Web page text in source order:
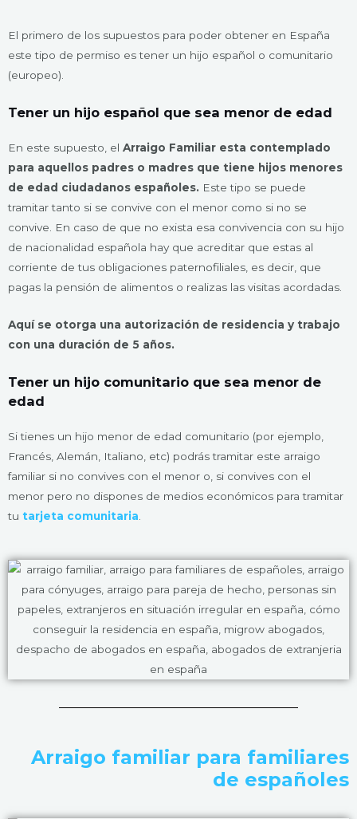
El primero de los supuestos para poder obtener en España
este tipo de permiso es tener un hijo español o comunitario
(europeo).
Tener un hijo español que sea menor de edad
En este supuesto, el Arraigo Familiar esta contemplado
para aquellos padres o madres que tiene hijos menores
de edad ciudadanos españoles. Este tipo se puede
tramitar tanto si se convive con el menor como si no se
convive. En caso de que no exista esa convivencia con su hijo
de nacionalidad española hay que acreditar que estas al
corriente de tus obligaciones paternofiliales, es decir, que
pagas la pensión de alimentos o realizas las visitas acordadas.
Aquí se otorga una autorización de residencia y trabajo
con una duración de 5 años.
Tener un hijo comunitario que sea menor de
edad
Si tienes un hijo menor de edad comunitario (por ejemplo,
Francés, Alemán, Italiano, etc) podrás tramitar este arraigo
familiar si no convives con el menor o, si convives con el
menor pero no dispones de medios económicos para tramitar
tu tarjeta comunitaria
Arraigo familiar para familiares
de españoles